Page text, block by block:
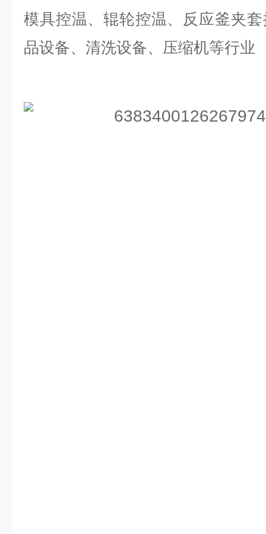
模具控温、辊轮控温、反应釜夹
品设备、清洗设备、压缩机等行业